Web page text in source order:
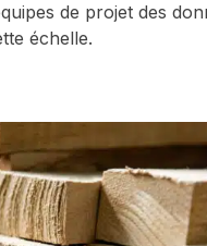
de projet des
échelle.